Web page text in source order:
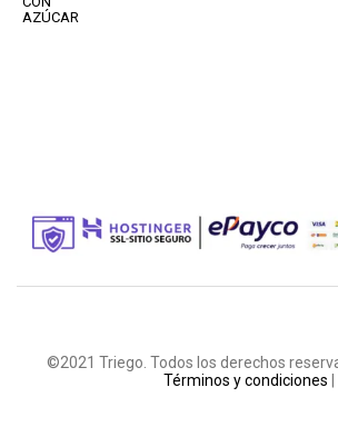
©2021 Triego. Todos los derechos
Términos y condiciones